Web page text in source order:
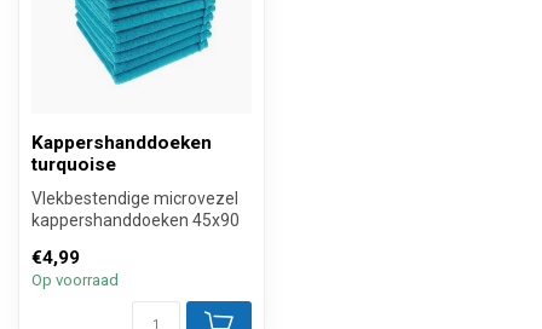
Kappershanddoeken
turquoise
Vlekbestendige microvezel
kappershanddoeken 45x90
kappershand...
€4,99
Op voorraad